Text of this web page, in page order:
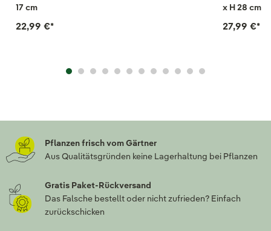
17 cm
22,99 €*
x H 28 cm
27,99 €*
Pflanzen frisch vom Gärtner
Aus Qualitätsgründen keine Lagerhaltung bei Pflanzen
Gratis Paket-Rückversand
Das Falsche bestellt oder nicht zufrieden? Einfach
zurückschicken